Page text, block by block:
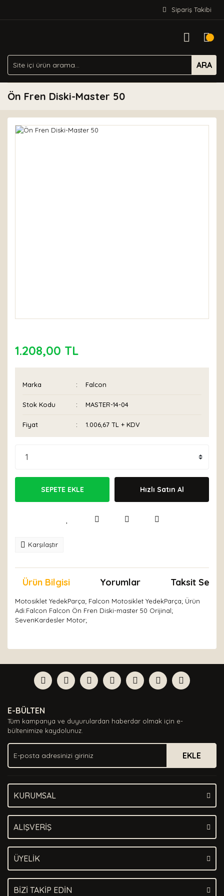
Sipariş Takibi
ARA
Ön Fren Diski-Master 50
1.208,00 TL
Marka Falcon
Stok Kodu MASTER-14-04
Fiyat 1.006,67 TL + KDV
SEPETE EKLE Hızlı Satın Al
Karşılaştır
Ürün Bilgisi Yorumlar Taksit
Motosiklet YedekParça; Falcon Motosiklet YedekParça; Ürün
Adi:Falcon Falcon Ön Fren Diski-master 50 Orijinal;
SevenKardesler Motor;
Yorum Yaz
formunu kullanarak tarafımıza iletebilirsiniz.
Görüş ve önerileriniz için teşekkür ederiz.
Ürün açıklamasında eksik bilgiler bulunuyor.
Ürün bilgilerinde hatalar bulunuyor.
Ürün fiyatı diğer sitelerden daha pahalı.
Bu ürüne benzer farklı alternatifler olmalı.
E-BÜLTEN
Tüm kampanya ve duyurulardan haberdar olmak için e-
bültenimize kaydolunuz.
EKLE
KURUMSAL
ALIŞVERİŞ
ÜYELİK
BİZİ TAKİP EDİN